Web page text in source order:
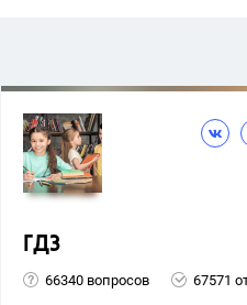
ГДЗ
66340 вопросов 67571